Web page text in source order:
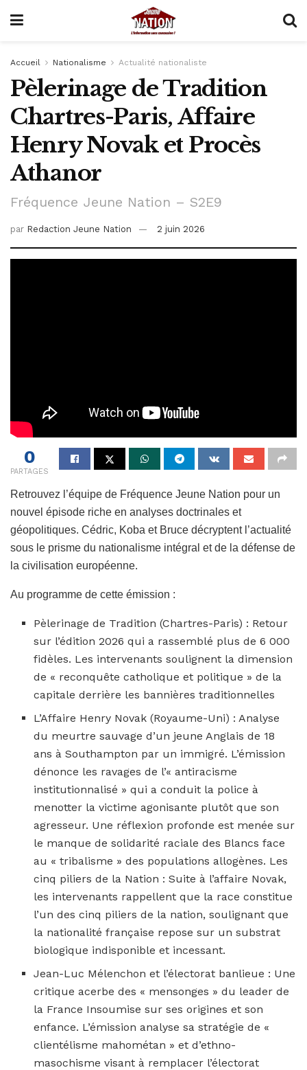
Accueil Nationalisme Actualité nationaliste
Pèlerinage de Tradition
Chartres-Paris, Affaire
Henry Novak et Procès
Athanor
Fréquence Jeune Nation – S2E9
par Redaction Jeune Nation 2 juin 2026
0
PARTAGES
Retrouvez l’équipe de Fréquence Jeune Nation pour un
nouvel épisode riche en analyses doctrinales et
géopolitiques. Cédric, Koba et Bruce décryptent l’actualité
sous le prisme du nationalisme intégral et de la défense de
la civilisation européenne.
Au programme de cette émission :
Pèlerinage de Tradition (Chartres-Paris) : Retour
sur l’édition 2026 qui a rassemblé plus de 6 000
fidèles. Les intervenants soulignent la dimension
de « reconquête catholique et politique » de la
capitale derrière les bannières traditionnelles
L’Affaire Henry Novak (Royaume-Uni) : Analyse
du meurtre sauvage d’un jeune Anglais de 18
ans à Southampton par un immigré. L’émission
dénonce les ravages de l’« antiracisme
institutionnalisé » qui a conduit la police à
menotter la victime agonisante plutôt que son
agresseur. Une réflexion profonde est menée sur
le manque de solidarité raciale des Blancs face
au « tribalisme » des populations allogènes. Les
cinq piliers de la Nation : Suite à l’affaire Novak,
les intervenants rappellent que la race constitue
l’un des cinq piliers de la nation, soulignant que
la nationalité française repose sur un substrat
biologique indisponible et incessant.
Jean-Luc Mélenchon et l’électorat banlieue : Une
critique acerbe des « mensonges » du leader de
la France Insoumise sur ses origines et son
enfance. L’émission analyse sa stratégie de «
clientélisme mahométan » et d’ethno-
masochisme visant à remplacer l’électorat